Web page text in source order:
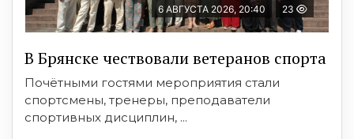
6 АВГУСТА 2026, 20:40 23
В Брянске чествовали ветеранов спорта
Почётными гостями мероприятия стали
спортсмены, тренеры, преподаватели
спортивных дисциплин, ...